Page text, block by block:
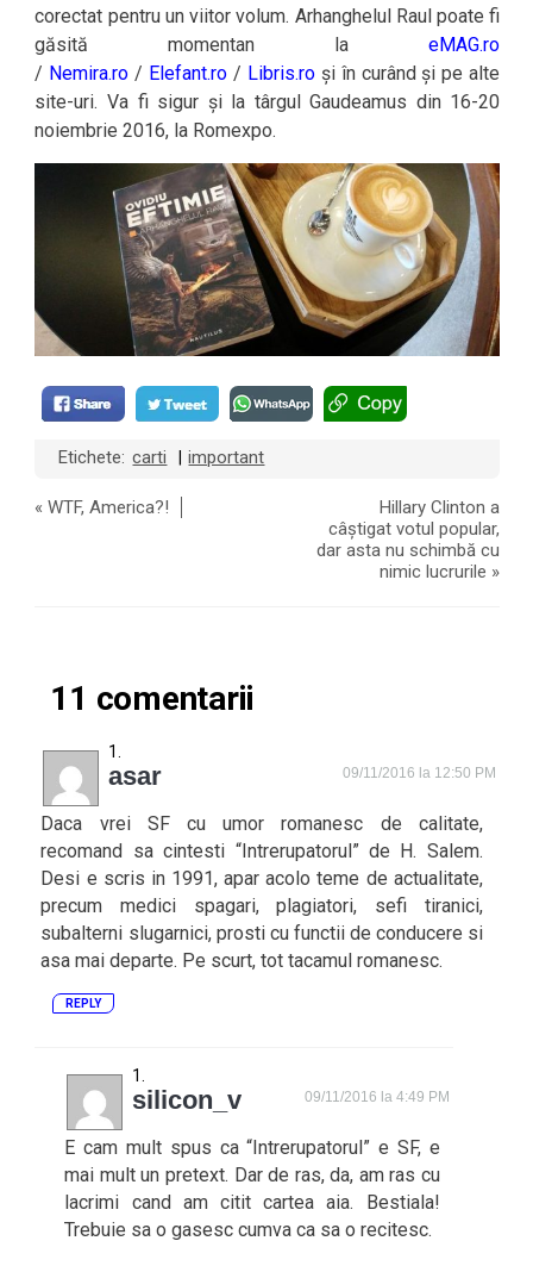
corectat pentru un viitor volum. Arhanghelul Raul poate fi
găsită momentan laeMAG.ro
/ Nemira.ro / Elefant.ro / Libris.roși în curând și pe alte
site-uri. Va fi sigur și la târgul Gaudeamus din 16-20
noiembrie 2016, la Romexpo.
Etichete: carti important
«WTF, America?!
Hillary Clinton a
câștigat votul popular,
dar asta nu schimbă cu
nimic lucrurile »
11 comentarii
asar 09/11/2016 la 12:50 PM
Daca vrei SF cu umor romanesc de calitate,
recomand sa cintesti “Intrerupatorul” de H. Salem.
Desi e scris in 1991, apar acolo teme de actualitate,
precum medici spagari, plagiatori, sefi tiranici,
subalterni slugarnici, prosti cu functii de conducere si
asa mai departe. Pe scurt, tot tacamul romanesc.
REPLY
silicon_v 09/11/2016 la 4:49 PM
E cam mult spus ca “Intrerupatorul” e SF, e
mai mult un pretext. Dar de ras, da, am ras cu
lacrimi cand am citit cartea aia. Bestiala!
Trebuie sa o gasesc cumva ca sa o recitesc.